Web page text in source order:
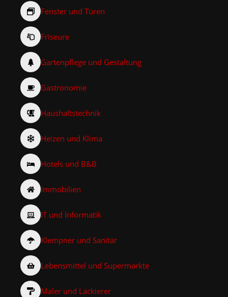
Fenster und Türen
Friseure
Gartenpflege und Gestaltung
Gastronomie
Haushaltstechnik
Heizen und Klima
Hotels und B&B
Immobilien
IT und Informatik
Klempner und Sanitär
Lebensmittel und Supermärkte
Maler und Lackierer